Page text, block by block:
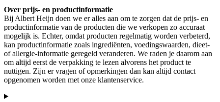
Over prijs- en productinformatie
Bij Albert Heijn doen we er alles aan om te zorgen dat de prijs- en
productinformatie van de producten die we verkopen zo accuraat
mogelijk is. Echter, omdat producten regelmatig worden verbeterd,
kan productinformatie zoals ingrediënten, voedingswaarden, dieet-
of allergie-informatie geregeld veranderen. We raden je daarom aan
om altijd eerst de verpakking te lezen alvorens het product te
nuttigen. Zijn er vragen of opmerkingen dan kan altijd contact
opgenomen worden met onze klantenservice.